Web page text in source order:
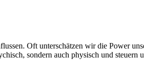
Oft unterschätzen wir die Power
sondern auch physisch und